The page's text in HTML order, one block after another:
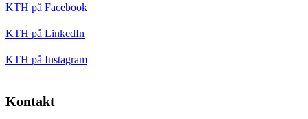
KTH på Facebook
KTH på LinkedIn
KTH på Instagram
Kontakt